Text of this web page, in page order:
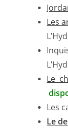
J
Les
Le
Les
Le